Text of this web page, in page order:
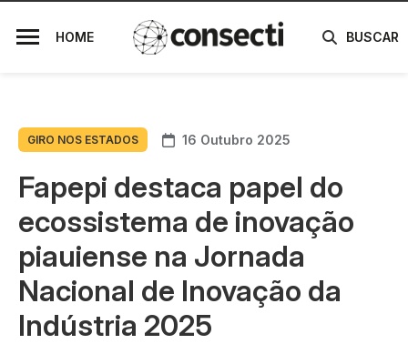
HOME BUSCAR
GIRO NOS ESTADOS 16 Outubro 2025
Fapepi destaca papel do
ecossistema de inovação
piauiense na Jornada
Nacional de Inovação da
Indústria 2025